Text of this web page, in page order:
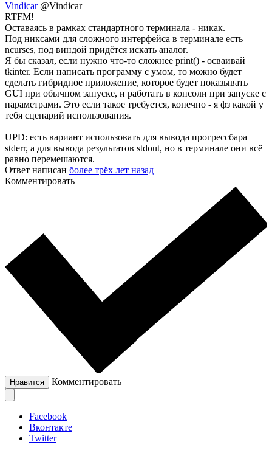
Vindicar @Vindicar
RTFM!
Оставаясь в рамках стандартного терминала - никак.
Под никсами для сложного интерфейса в терминале есть
ncurses, под виндой придётся искать аналог.
Я бы сказал, если нужно что-то сложнее print() - осваивай
tkinter. Если написать программу с умом, то можно будет
сделать гибридное приложение, которое будет показывать
GUI при обычном запуске, и работать в консоли при запуске с
параметрами. Это если такое требуется, конечно - я фз какой у
тебя сценарий использования.
UPD: есть вариант использовать для вывода прогрессбара
stderr, а для вывода результатов stdout, но в терминале они всё
равно перемешаются.
Ответ написан более трёх лет назад
Комментировать
Нравится Комментировать
Facebook
Вконтакте
Twitter